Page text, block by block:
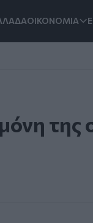
ΟΙΚΟΝΟΜΙΑ
της